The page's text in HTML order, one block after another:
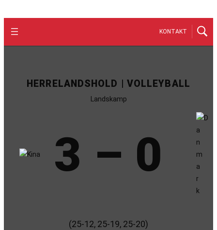
KONTAKT
HERRELANDSHOLD | VOLLEYBALL
Landskamp
3 – 0
(25-12, 25-19, 25-20)